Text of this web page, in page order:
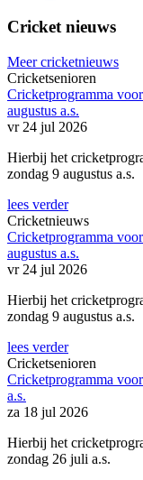
Cricket nieuws
Meer cricketnieuws
Cricketsenioren
Cricketprogramma
augustus a.s.
vr 24 jul 2026
Hierbij het
zondag 9 augustus a.s.
lees verder
Cricketnieuws
Cricketprogramma
augustus a.s.
vr 24 jul 2026
Hierbij het
zondag 9 augustus a.s.
lees verder
Cricketsenioren
Cricketprogramma
a.s.
za 18 jul 2026
Hierbij het
zondag 26 juli a.s.